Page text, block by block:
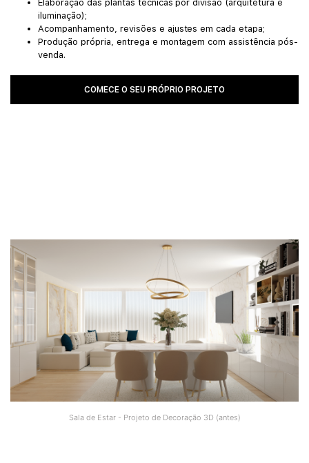
Elaboração das plantas técnicas por divisão (arquitetura e
iluminação);
Acompanhamento, revisões e ajustes em cada etapa;
Produção própria, entrega e montagem com assistência pós-
venda.
COMECE O SEU PRÓPRIO PROJETO
Sala de Estar - Projeto de Decoração 3D (antes)